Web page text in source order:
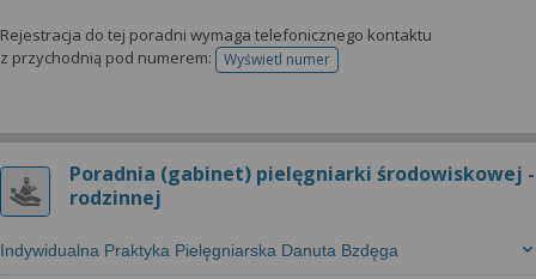
Rejestracja do tej poradni wymaga telefonicznego kontaktu
z przychodnią pod numerem:
Wyświetl numertelefonu do rejestracji
Poradnia (gabinet) pielęgniarki środowiskowej -
rodzinnej
Indywidualna Praktyka Pielęgniarska Danuta Bzdęga